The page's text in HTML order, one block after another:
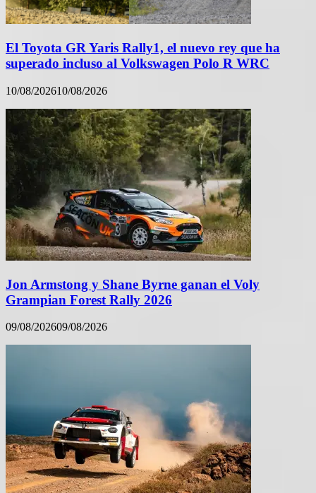
El Toyota GR Yaris Rally1, el nuevo rey que ha
superado incluso al Volkswagen Polo R WRC
10/08/202610/08/2026
Jon Armstong y Shane Byrne ganan el Voly
Grampian Forest Rally 2026
09/08/202609/08/2026